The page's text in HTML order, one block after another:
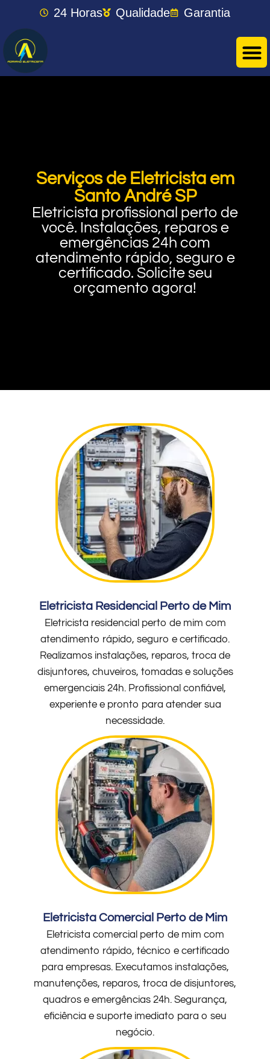
24 Horas Qualidade Garantia
Serviços de Eletricista em
Santo André SP
Eletricista profissional perto de
você. Instalações, reparos e
emergências 24h com
atendimento rápido, seguro e
certificado. Solicite seu
orçamento agora!
Eletricista Residencial Perto de Mim
Eletricista residencial perto de mim com
atendimento rápido, seguro e certificado.
Realizamos instalações, reparos, troca de
disjuntores, chuveiros, tomadas e soluções
emergenciais 24h. Profissional confiável,
experiente e pronto para atender sua
necessidade.
Eletricista Comercial Perto de Mim
Eletricista comercial perto de mim com
atendimento rápido, técnico e certificado
para empresas. Executamos instalações,
manutenções, reparos, troca de disjuntores,
quadros e emergências 24h. Segurança,
eficiência e suporte imediato para o seu
negócio.